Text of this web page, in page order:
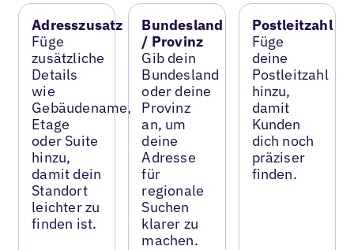
Adresszusatz
Füge
zusätzliche
Details
wie
Gebäudename,
Etage
oder Suite
hinzu,
damit dein
Standort
leichter zu
finden ist.
Bundesland
/ Provinz
Gib dein
Bundesland
oder deine
Provinz
an, um
deine
Adresse
für
regionale
Suchen
klarer zu
machen.
Postleitzahl
Füge
deine
Postleitzahl
hinzu,
damit
Kunden
dich noch
präziser
finden.